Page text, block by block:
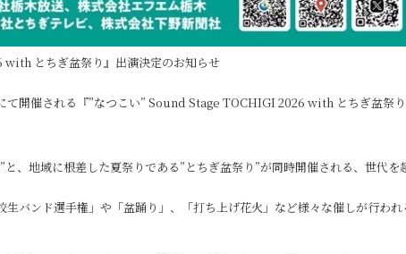
with とちぎ盆祭り』出演決定のお知らせ
開催される『”なつこい” Sound Stage TOCHIGI 2026 with とちぎ盆祭り
、地域に根差した夏祭りである”とちぎ盆祭り”が同時開催される、世代を
バンド選手権」や「盆踊り」、「打ち上げ花火」など様々な催しが行わ